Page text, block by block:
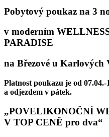
Pobytový poukaz na 3
v moderním
PARADISE
na Březové u Karlových
Platnost poukazu je od
a odjezdem v pátek.
„POVELIKONOČNÍ
V TOP CENĚ pro dva“